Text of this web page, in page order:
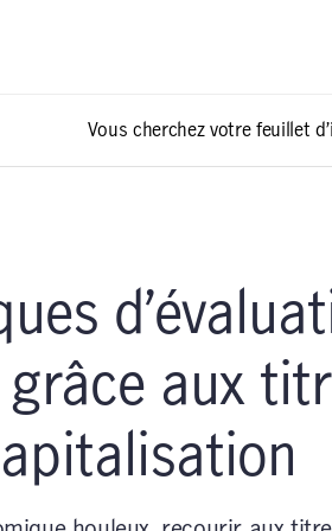
Vous cherchez votre feuillet
aux